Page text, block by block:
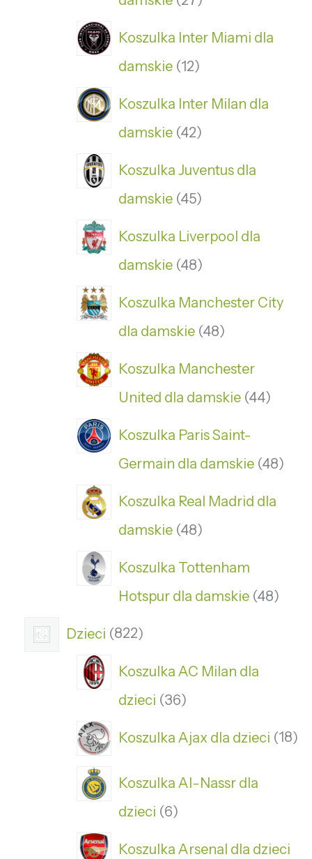
Koszulka Inter Miami dla
damskie 12
Koszulka Inter Milan dla
damskie 42
Koszulka Juventus dla
damskie 45
Koszulka Liverpool dla
damskie 48
Koszulka Manchester City
dla damskie 48
Koszulka Manchester
United dla damskie 44
Koszulka Paris Saint-
Germain dla damskie 48
Koszulka Real Madrid dla
damskie 48
Koszulka Tottenham
Hotspur dla damskie 48
Dzieci 822
Koszulka AC Milan dla
dzieci 36
Koszulka Ajax dla dzieci 18
Koszulka Al-Nassr dla
dzieci 6
Koszulka Arsenal dla dzieci